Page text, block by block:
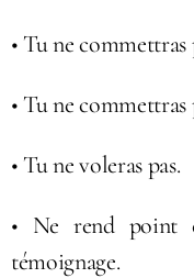
• Tu ne commettras
• Tu ne commettras
• Tu ne voleras pas.
• Ne rend point
témoignage.